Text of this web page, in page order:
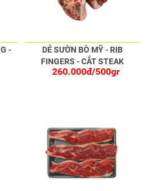
-
DẺ SƯỜN BÒ MỸ - RIB
FINGERS - CẮT STEAK
260.000đ/500gr